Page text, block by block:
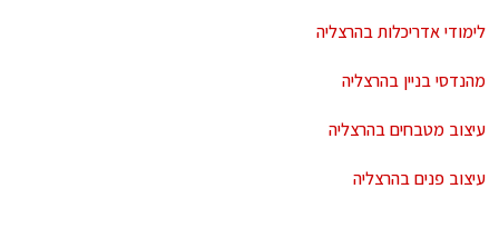
לימודי אדריכלות בהרצליה
מהנדסי בניין בהרצליה
עיצוב מטבחים בהרצליה
עיצוב פנים בהרצליה